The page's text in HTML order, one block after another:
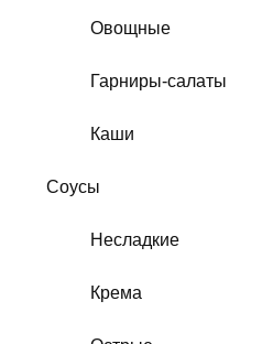
Овощные
Гарниры-салаты
Каши
Соусы
Несладкие
Крема